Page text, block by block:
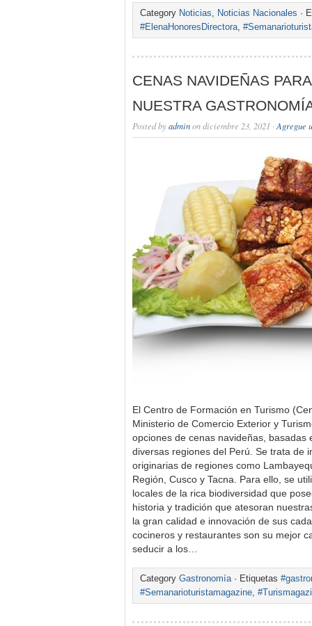
Category Noticias, Noticias Nacionales ·
#ElenaHonoresDirectora,
CENAS NAVIDEÑAS
NUESTRA
Posted byadminon diciembre 23, 2021 · Agregue
El Centro de Formación en Turismo
Ministerio de Comercio Exterior y
opciones de cenas navideñas, basadas
diversas regiones del Perú. Se trata de
originarias de regiones como
Región, Cusco y Tacna. Para ello, se
locales de la rica biodiversidad que
historia y tradición que atesoran
la gran calidad e innovación de sus
cocineros y restaurantes son su mejor
seducir a los…
Category Gastronomía· Etiquetas
#Semanarioturistamagazine,